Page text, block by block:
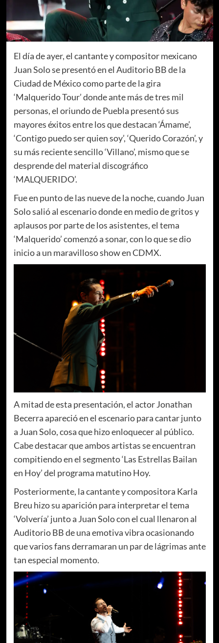
El día de ayer, el cantante y compositor mexicano
Juan Solo se presentó en el Auditorio BB de la
Ciudad de México como parte de la gira
‘Malquerido Tour’ donde ante más de tres mil
personas, el oriundo de Puebla presentó sus
mayores éxitos entre los que destacan ‘Ámame’,
‘Contigo puedo ser quien soy’, ‘Querido Corazón’, y
su más reciente sencillo ‘Villano’, mismo que se
desprende del material discográfico
‘MALQUERIDO’.
Fue en punto de las nueve de la noche, cuando Juan
Solo salió al escenario donde en medio de gritos y
aplausos por parte de los asistentes, el tema
‘Malquerido’ comenzó a sonar, con lo que se dio
inicio a un maravilloso show en CDMX.
A mitad de esta presentación, el actor Jonathan
Becerra apareció en el escenario para cantar junto
a Juan Solo, cosa que hizo enloquecer al público.
Cabe destacar que ambos artistas se encuentran
compitiendo en el segmento ‘Las Estrellas Bailan
en Hoy’ del programa matutino Hoy.
Posteriormente, la cantante y compositora Karla
Breu hizo su aparición para interpretar el tema
‘Volvería’ junto a Juan Solo con el cual llenaron al
Auditorio BB de una emotiva vibra ocasionando
que varios fans derramaran un par de lágrimas ante
tan especial momento.